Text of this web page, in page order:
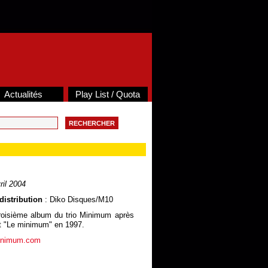
Actualités Play List / Quota
2004
: Diko Disques/M10
album du trio Minimum après
minimum" en 1997.